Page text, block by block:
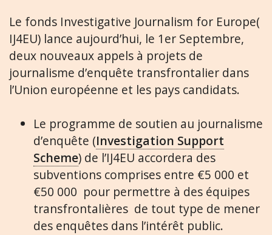
Le fonds Investigative Journalism for Europe(
IJ4EU) lance aujourd’hui, le 1er Septembre,
deux nouveaux appels à projets de
journalisme d’enquête transfrontalier dans
l’Union européenne et les pays candidats.
Le programme de soutien au journalisme
d’enquête (Investigation Support
Scheme) de l’IJ4EU accordera des
subventions comprises entre €5 000 et
€50 000 pour permettre à des équipes
transfrontalières de tout type de mener
des enquêtes dans l’intérêt public.